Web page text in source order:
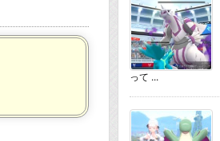
って ...